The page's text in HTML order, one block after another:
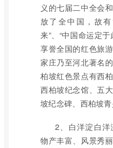
义的七届二中全会
放了全中国，故
来”、“中国命运定
享誉全国的红色旅
家庄乃至河北著名
柏坡红色景点有西
西柏坡纪念馆、五
坡纪念碑、西柏坡青
2、白洋淀白
物产丰富、风景秀